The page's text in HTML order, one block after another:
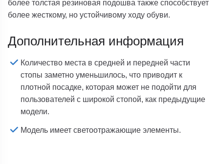
более толстая резиновая подошва также способствует
более жесткому, но устойчивому ходу обуви.
Дополнительная информация
Количество места в средней и передней части
стопы заметно уменьшилось, что приводит к
плотной посадке, которая может не подойти для
пользователей с широкой стопой, как предыдущие
модели.
Модель имеет светоотражающие элементы.